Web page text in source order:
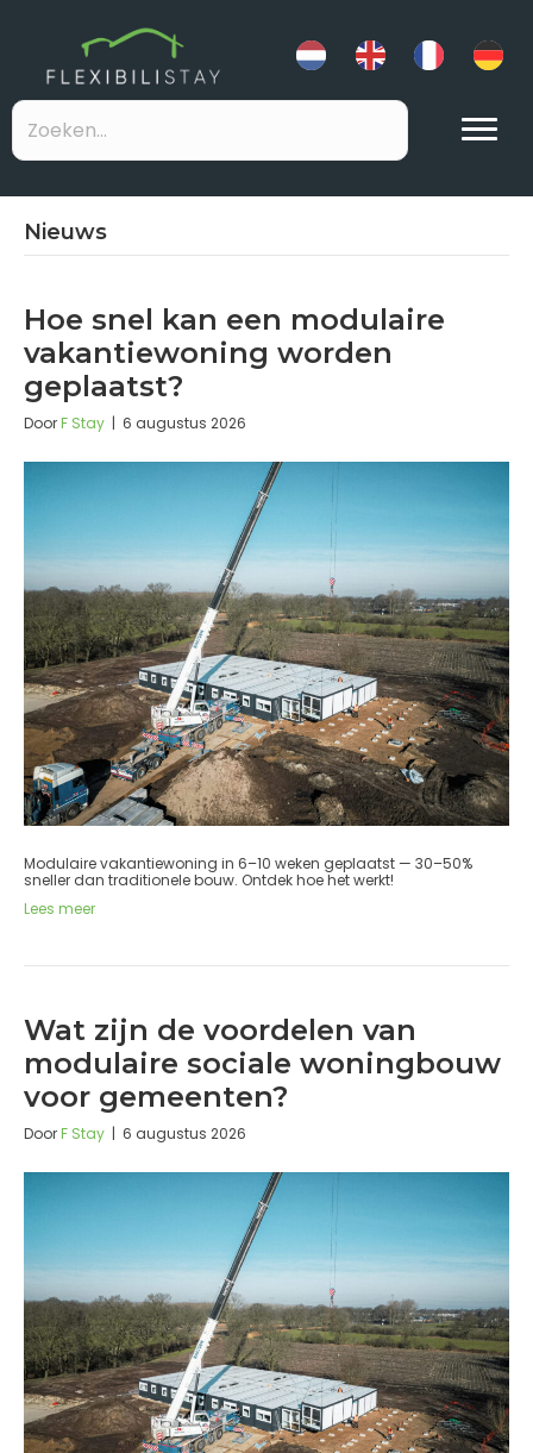
Nieuws
Hoe snel kan een modulaire
vakantiewoning worden
geplaatst?
DoorF Stay | 6 augustus 2026
Modulaire vakantiewoning in 6–10 weken geplaatst — 30–50%
sneller dan traditionele bouw. Ontdek hoe het werkt!
Lees meer
Wat zijn de voordelen van
modulaire sociale woningbouw
voor gemeenten?
DoorF Stay | 6 augustus 2026